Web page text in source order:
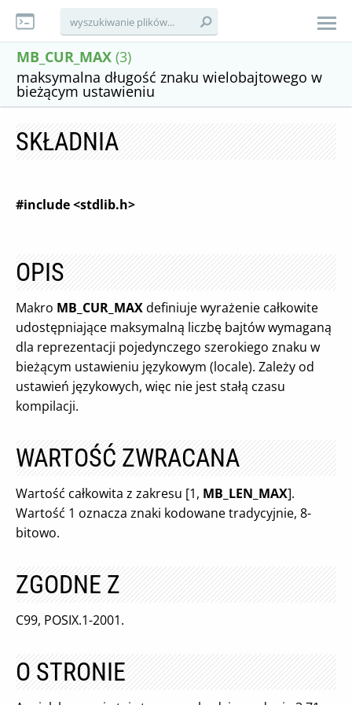
MB_CUR_MAX (3)
maksymalna długość znaku wielobajtowego w
bieżącym ustawieniu
SKŁADNIA
#include <stdlib.h>
OPIS
Makro MB_CUR_MAXdefiniuje wyrażenie całkowite
udostępniające maksymalną liczbę bajtów wymaganą
dla reprezentacji pojedynczego szerokiego znaku w
bieżącym ustawieniu językowym (locale). Zależy od
ustawień językowych, więc nie jest stałą czasu
kompilacji.
WARTOŚĆ ZWRACANA
Wartość całkowita z zakresu [1, MB_LEN_MAX].
Wartość 1 oznacza znaki kodowane tradycyjnie, 8-
bitowo.
ZGODNE Z
C99, POSIX.1-2001.
O STRONIE